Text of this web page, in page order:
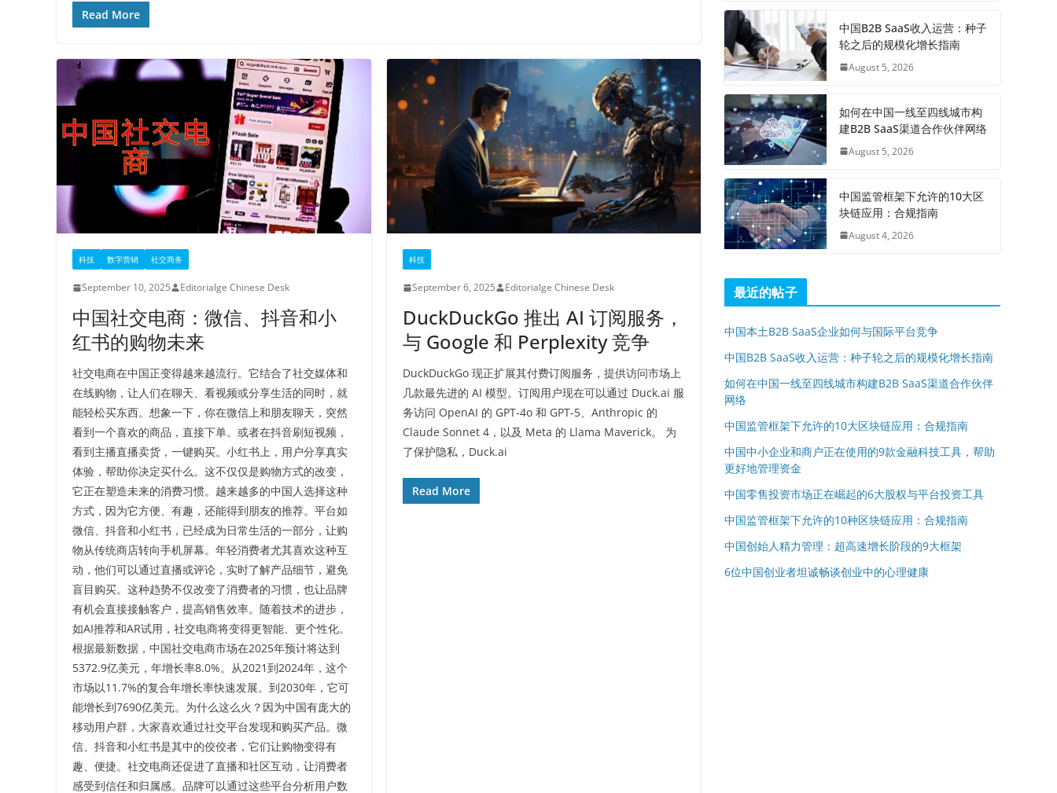
Read More
科技 数字营销 社交商务
September 10, 2025 Editorialge Chinese Desk
中国社交电商：微信、抖音和小
红书的购物未来
社交电商在中国正变得越来越流行。它结合了社交媒体和
在线购物，让人们在聊天、看视频或分享生活的同时，就
能轻松买东西。想象一下，你在微信上和朋友聊天，突然
看到一个喜欢的商品，直接下单。或者在抖音刷短视频，
看到主播直播卖货，一键购买。小红书上，用户分享真实
体验，帮助你决定买什么。这不仅仅是购物方式的改变，
它正在塑造未来的消费习惯。越来越多的中国人选择这种
方式，因为它方便、有趣，还能得到朋友的推荐。平台如
微信、抖音和小红书，已经成为日常生活的一部分，让购
物从传统商店转向手机屏幕。年轻消费者尤其喜欢这种互
动，他们可以通过直播或评论，实时了解产品细节，避免
盲目购买。这种趋势不仅改变了消费者的习惯，也让品牌
有机会直接接触客户，提高销售效率。随着技术的进步，
如AI推荐和AR试用，社交电商将变得更智能、更个性化。
根据最新数据，中国社交电商市场在2025年预计将达到
5372.9亿美元，年增长率8.0%。从2021到2024年，这个
市场以11.7%的复合年增长率快速发展。到2030年，它可
能增长到7690亿美元。为什么这么火？因为中国有庞大的
移动用户群，大家喜欢通过社交平台发现和购买产品。微
信、抖音和小红书是其中的佼佼者，它们让购物变得有
趣、便捷。社交电商还促进了直播和社区互动，让消费者
感受到信任和归属感。品牌可以通过这些平台分析用户数
科技
September 6, 2025 Editorialge Chinese Desk
DuckDuckGo 推出 AI 订阅服务，
与 Google 和 Perplexity 竞争
DuckDuckGo 现正扩展其付费订阅服务，提供访问市场上
几款最先进的 AI 模型。订阅用户现在可以通过 Duck.ai 服
务访问 OpenAI 的 GPT-4o 和 GPT-5、Anthropic 的
Claude Sonnet 4，以及 Meta 的 Llama Maverick。 为
了保护隐私，Duck.ai
Read More
中国B2B SaaS收入运营：种子
轮之后的规模化增长指南
August 5, 2026
如何在中国一线至四线城市构
建B2B SaaS渠道合作伙伴网络
August 5, 2026
中国监管框架下允许的10大区
块链应用：合规指南
August 4, 2026
最近的帖子
中国本土B2B SaaS企业如何与国际平台竞争
中国B2B SaaS收入运营：种子轮之后的规模化增长指南
如何在中国一线至四线城市构建B2B SaaS渠道合作伙伴
网络
中国监管框架下允许的10大区块链应用：合规指南
中国中小企业和商户正在使用的9款金融科技工具，帮助
更好地管理资金
中国零售投资市场正在崛起的6大股权与平台投资工具
中国监管框架下允许的10种区块链应用：合规指南
中国创始人精力管理：超高速增长阶段的9大框架
6位中国创业者坦诚畅谈创业中的心理健康